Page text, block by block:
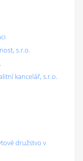
s.r.o.
kancelář, s.r.o.
družstvo v